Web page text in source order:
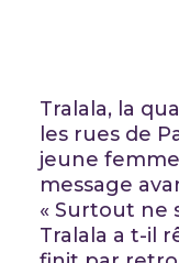
Tralala, la
les rues de
jeune
message
« Surtout ne
Tralala a t-il